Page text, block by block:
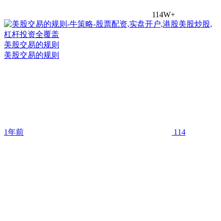
114W+
美股交易的规则
美股交易的规则
1年前 114